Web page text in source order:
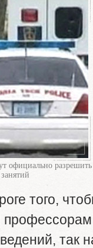
официально разрешить
того,
так